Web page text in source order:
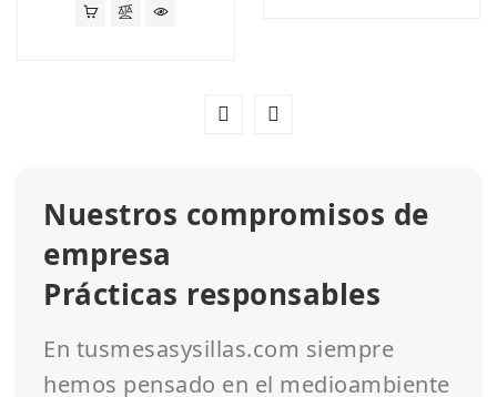
Nuestros compromisos de
empresa
Prácticas responsables
En tusmesasysillas.com siempre
hemos pensado en el medioambiente